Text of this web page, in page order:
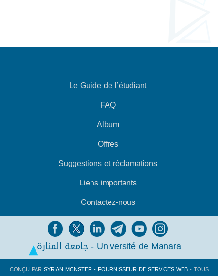
Le Guide de l’étudiant
FAQ
Album
Offres
Suggestions et réclamations
Liens importants
Contactez-nous
جامعة المنارة - Université de Manara
CONÇU PARSYRIAN MONSTER - FOURNISSEUR DE SERVICES WEB- TOUS